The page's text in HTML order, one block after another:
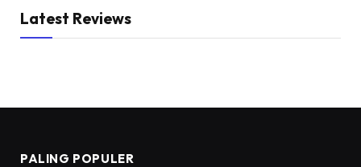
Latest Reviews
PALING POPULER